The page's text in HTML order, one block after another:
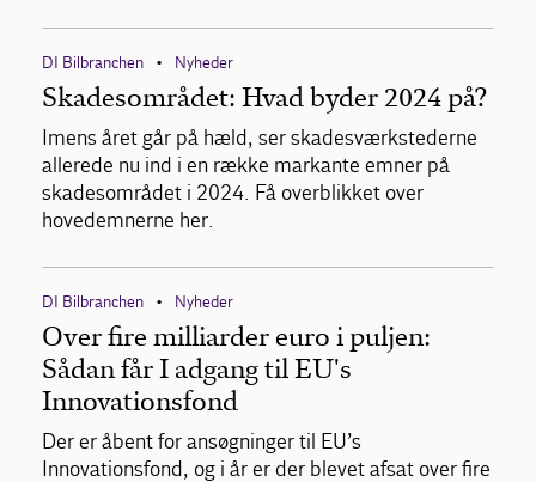
DI Bilbranchen • Nyheder
Skadesområdet: Hvad byder 2024 på?
Imens året går på hæld, ser skadesværkstederne
allerede nu ind i en række markante emner på
skadesområdet i 2024. Få overblikket over
hovedemnerne her.
DI Bilbranchen • Nyheder
Over fire milliarder euro i puljen:
Sådan får I adgang til EU's
Innovationsfond
Der er åbent for ansøgninger til EU’s
Innovationsfond, og i år er der blevet afsat over fire